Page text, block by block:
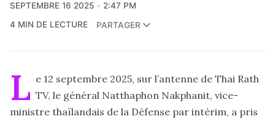
SEPTEMBRE 16 2025
2:47 PM
4 MIN DE LECTURE
PARTAGER
L e 12 septembre 2025, sur l’antenne de Thai Rath
TV, le général Natthaphon Nakphanit, vice-
ministre thaïlandais de la Défense par intérim, a pris